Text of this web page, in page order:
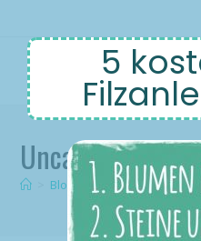
Uncategorized
Blog Uncategorized
5